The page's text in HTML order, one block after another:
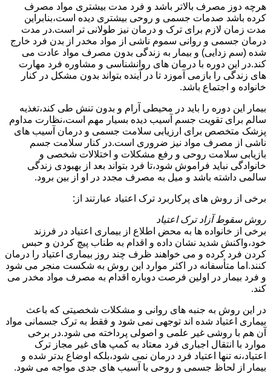
هرچه دوز مصرف بالاتر باشد و فرد مدت بیشتری مواد مصرف
کرده باشد صدمات جسمی و روحی بیشتری دیده است،بنابراین
مدت زمان لازم برای ترک و درمان نیز طولانی تر است.در مدت
درمان جسمی و روانی سموم ناشی از مواد مخدر از بدن فرد خارج
شده (سم زدایی) و بیمار به زندگی بدون مصرف مواد عادت می
کند.در این دوره با درمان های روانشناسی و مشاوره فرد مهارت
های زندگی را بازمی آموزد تا در آینده بتواند بدون مشکل در کنار
خانواده و اجتماع باشد.
بیمار این دوره را باید در محیطی آرام و بدون تنش طی کند،تغذیه
سالم برای تقویت جسم آسیب دیده بسیار مهم است،نظارت مداوم
پزشک متخصص برای ارزیابی سلامت جسمی و درمان آسیب های
ناشی از مصرف مواد نیز ضروری است.در کنار سلامت جسم
بازیابی سلامت روحی و رفع مشکلات و اختلالات شخصی و
خانوادگی نباید فراموش شود،تا فرد بتواند بعد از بهبودی زندگی
سالمی داشته باشد و میل به مصرف مجدد در او از بین برود.
برخی از روش های پرکاربرد ترک اعتیاد عبارتند از:
روش سقوط آزاد ترک اعتیاد
برخی از خانواده ها به محض اطلاع از بیماری اعتیاد در فرزند
خود،واکنش شدید نشان داده و اقدام به طناب پیچ کردن و حبس
کردن فرد کرده و می خواهند ظرف چند روز بیماری اعتیاد را درمان
کنند.اما متأسفانه در اکثر موارد این روش به شکست منجر می شود
و فرد بیمار در اولین فرصت دوباره اقدام به مصرف مواد مخدر می
کند.
در این روش به جنبه های روانی و مشکلات شخصیتی که باعث
بیماری اعتیاد شده اند توجهی نمی شود و فقط به ترک جسمانی مواد
آن هم با روشی غیر علمی و اصولی پرداخته می شود.در برخی
موارد با انتقال اجباری فرد معتاد به کمپ های غیر مجاز ترک
اعتیاد،نه تنها اعتیاد فرد درمان نمی شود،بلکه اوضاع بدتر شده و
بیمار از لحاظ جسمی و روحی با آسیب های جدی مواجه می شود.